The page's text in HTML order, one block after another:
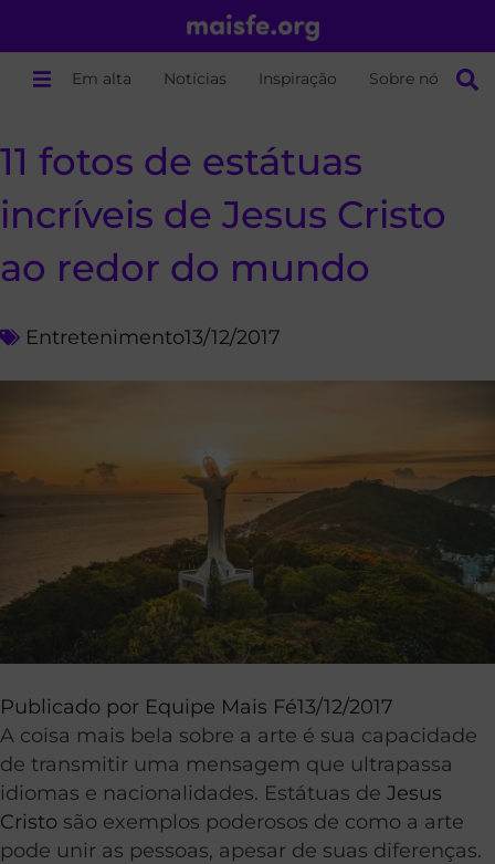
Em alta Notícias Inspiração Sobre nós
11 fotos de estátuas
incríveis de Jesus Cristo
ao redor do mundo
Entretenimento13/12/2017
Publicado por Equipe Mais Fé13/12/2017
A coisa mais bela sobre a arte é sua capacidade
de transmitir uma mensagem que ultrapassa
idiomas e nacionalidades. Estátuas de Jesus
Cristo são exemplos poderosos de como a arte
pode unir as pessoas, apesar de suas diferenças.